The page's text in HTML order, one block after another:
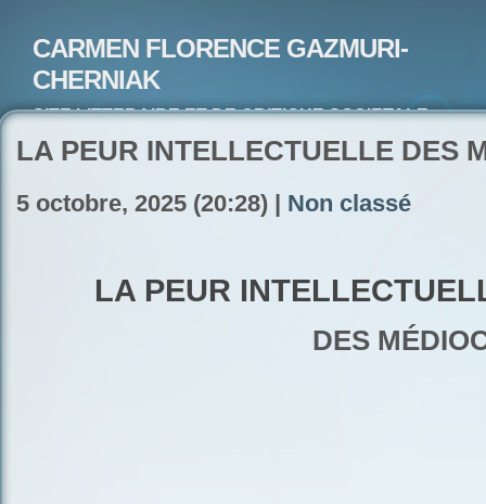
CARMEN FLORENCE GAZMURI-
CHERNIAK
SITE LITTERAIRE ET DE CRITIQUE SOCIETALE-
LA PEUR INTELLECTUELLE DES
5 octobre, 2025 (20:28) | Non classé
LA PEUR
DES